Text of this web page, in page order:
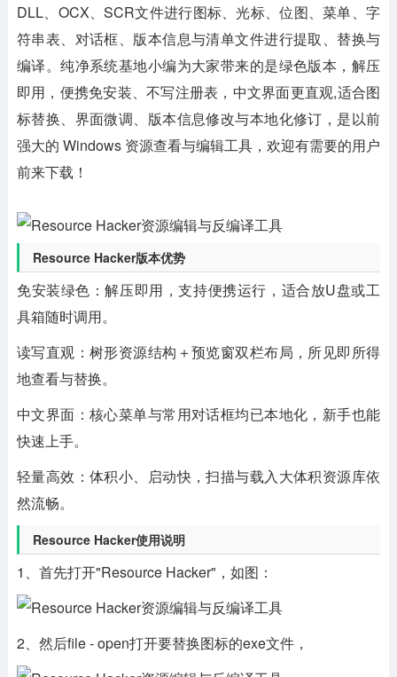
DLL、OCX、SCR文件进行图标、光标、位图、菜单、字
符串表、对话框、版本信息与清单文件进行提取、替换与
编译。纯净系统基地小编为大家带来的是绿色版本，解压
即用，便携免安装、不写注册表，中文界面更直观,适合图
标替换、界面微调、版本信息修改与本地化修订，是以前
强大的 Windows 资源查看与编辑工具，欢迎有需要的用户
前来下载！
Resource Hacker版本优势
免安装绿色：解压即用，支持便携运行，适合放U盘或工
具箱随时调用。
读写直观：树形资源结构＋预览窗双栏布局，所见即所得
地查看与替换。
中文界面：核心菜单与常用对话框均已本地化，新手也能
快速上手。
轻量高效：体积小、启动快，扫描与载入大体积资源库依
然流畅。
Resource Hacker使用说明
1、首先打开"Resource Hacker"，如图：
2、然后file - open打开要替换图标的exe文件，